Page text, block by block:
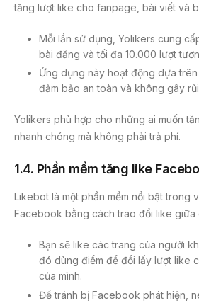
tăng lượt like cho fanpage, bài viết và
Mỗi lần sử dụng, Yolikers cung
bài đăng và tối đa 10.000 lượt
Ứng dụng này hoạt động dựa trên
đảm bảo an toàn và không gây
Yolikers phù hợp cho những ai muốn
nhanh chóng mà không phải trả phí.
1.4. Phần mềm tăng like
Likebot là một phần mềm nổi bật trong
Facebook bằng cách trao đổi like giữa
Bạn sẽ like các trang của người
đó dùng điểm để đổi lấy lượt like
của mình.
Để tránh bị Facebook phát hiện,